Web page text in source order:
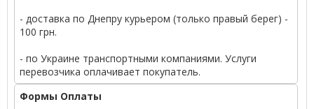
- доставка по Днепру курьером (только правый берег) -
100 грн.
- по Украине транспортными компаниями. Услуги
перевозчика оплачивает покупатель.
Формы Оплаты